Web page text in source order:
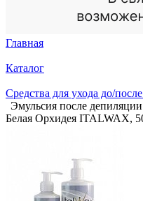
Главная
Каталог
Средства для ухода до/
Эмульсия после
Белая Орхидея ITALWAX,